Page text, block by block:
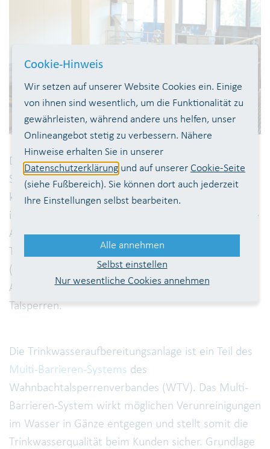
Die Trinkwasseraufbereitungsanlage in Siegburg-
Siegelsknippen wurde Mitte der 1990er Jahre
konzipiert, um die Jahrtausendwende errichtet und
im Juni 2002 in Betrieb genommen. Die vorhandene
Aufbereitungstechnik entspricht den in der
Trinkwasserverordnung (TrinkwV) geforderten
(allgemein anerkannten) Regeln der Technik für die
Aufbereitung von Oberflächenwasser aus
Talsperren.
Die Trinkwasseraufbereitungsanlage ist ein Teil des
Multi-Barrieren-Systems des
Wahnbachtalsperrenverbandes (WTV). Das Multi-
Barrieren-System wirkt möglichen Verunreinigungen
im Wasser in Gänze entgegen und stellt somit die
Trinkwasserqualität beim Kunden sicher. Grundlage
Cookie-Hinweis
Wir setzen auf unserer Website Cookies ein. Einige
von ihnen sind wesentlich, um die Funktionalität zu
gewährleisten, während andere uns helfen, unser
Onlineangebot stetig zu verbessern. Nähere
Hinweise erhalten Sie in unserer
Datenschutzerklärung und auf unserer Cookie-Seite
(siehe Fußbereich). Sie können dort auch jederzeit
Ihre Einstellungen selbst bearbeiten.
Alle annehmen
Selbst einstellen
Nur wesentliche Cookies annehmen